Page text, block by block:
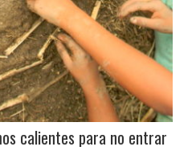
calientes para no entrar